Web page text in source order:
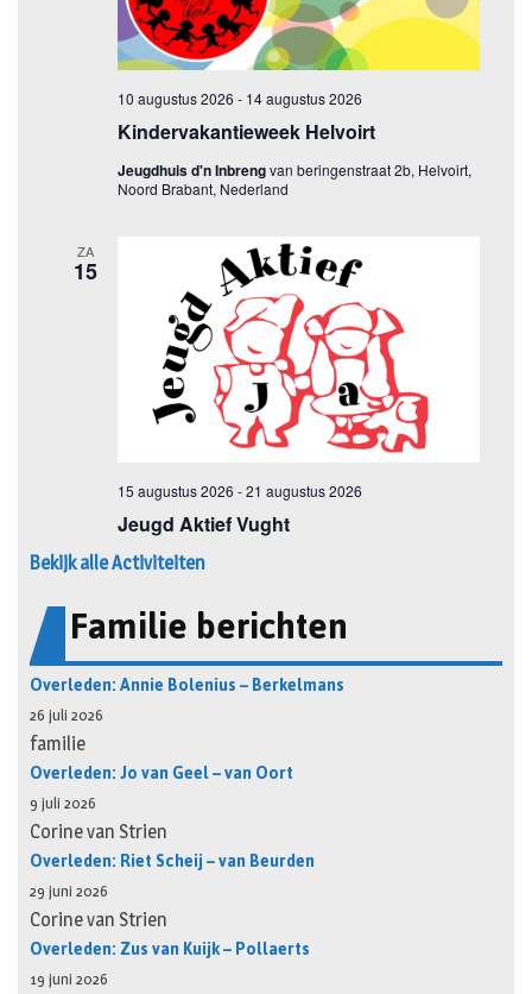
Bekijk alle Activiteiten
Familie berichten
Overleden: Annie Bolenius – Berkelmans
26 juli 2026
familie
Overleden: Jo van Geel – van Oort
9 juli 2026
Corine van Strien
Overleden: Riet Scheij – van Beurden
29 juni 2026
Corine van Strien
Overleden: Zus van Kuijk – Pollaerts
19 juni 2026